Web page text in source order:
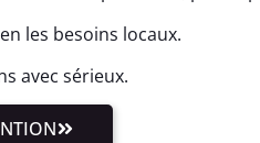
les besoins locaux.
avec sérieux.